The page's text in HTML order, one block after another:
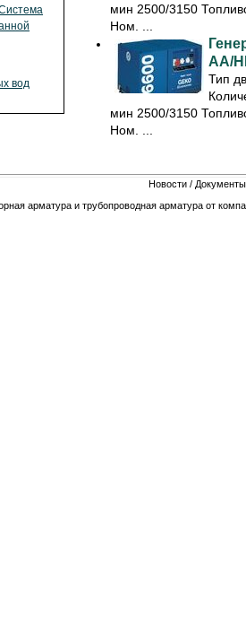
вод
мин 2500/3150
Ном. ...
AA/
Тип
мин 2500/3150
Ном. ...
Новости / Документы
арматура и трубопроводная арматура от